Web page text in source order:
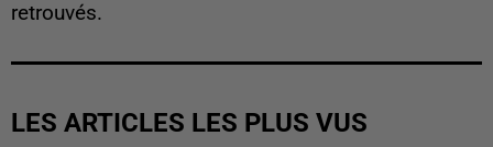
retrouvés.
LES ARTICLES LES PLUS VUS